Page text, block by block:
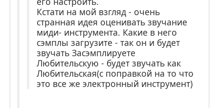
Кстати на мой взгляд - очень
странная идея оценивать звучание
миди- инструмента. Какие в него
сэмплы загрузите - так он и будет
звучать Засэмплируете
Любительскую - будет звучать как
Любительская(с поправкой на то что
это все же электронный инструмент)